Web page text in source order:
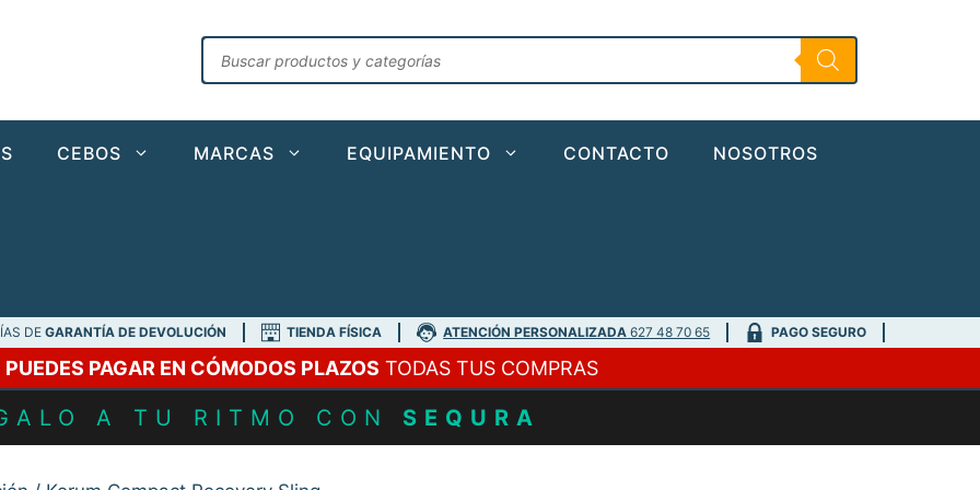
Búsqueda
de
productos
CEBOS MARCAS EQUIPAMIENTO CONTACTO NOSOTROS
DEGARANTÍA DE DEVOLUCIÓN TIENDA FÍSICA ATENCIÓN PERSONALIZADA 627 48 70 65 PAGO SEGURO
PUEDES PAGAR EN CÓMODOS PLAZOS TODAS TUS COMPRAS
A TU RITMO CON SEQURA
Sling